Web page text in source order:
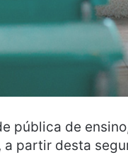
pública de
partir desta